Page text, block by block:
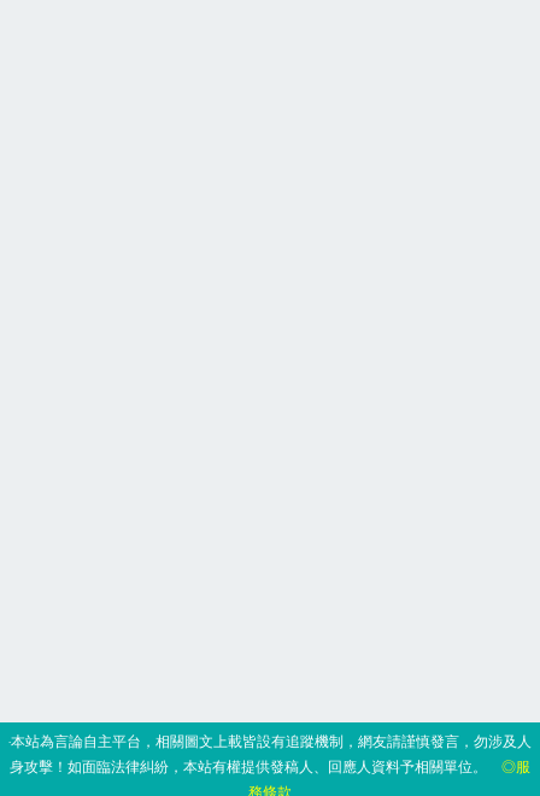
‧本站為言論自主平台，相關圖文上載皆設有追蹤機制，網友請謹慎發言，勿涉及人
身攻擊！如面臨法律糾紛，本站有權提供發稿人、回應人資料予相關單位。 ◎服
務條款